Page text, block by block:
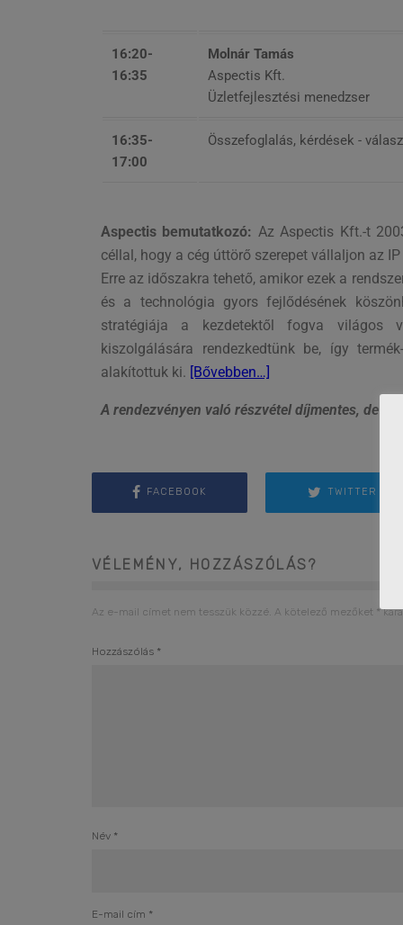
16:20-
16:35
Molnár Tamás
Aspectis Kft.
Üzletfejlesztési menedzser
16:35-
17:00
Összefoglalás, kérdések -
Aspectis bemutatkozó: Az Aspectis Kft.-t
céllal, hogy a cég úttörő szerepet vállaljon az
Erre az időszakra tehető, amikor ezek a
és a technológia gyors fejlődésének
stratégiája a kezdetektől fogva világos
kiszolgálására rendezkedtünk be, így
alakítottuk ki. [Bővebben…]
A rendezvényen való részvétel díjmentes, de
FACEBOOK TWITTER
VÉLEMÉNY, HOZZÁSZÓLÁS?
Az e-mail címet nem tesszük közzé. A kötelező mezőket *
Hozzászólás *
Név *
E-mail cím *